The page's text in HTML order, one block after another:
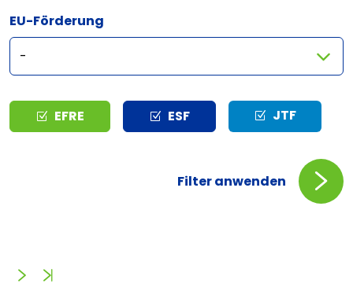
EU-Förderung
Typ EFRE ESF JTF
Filter anwenden
Vorwärts